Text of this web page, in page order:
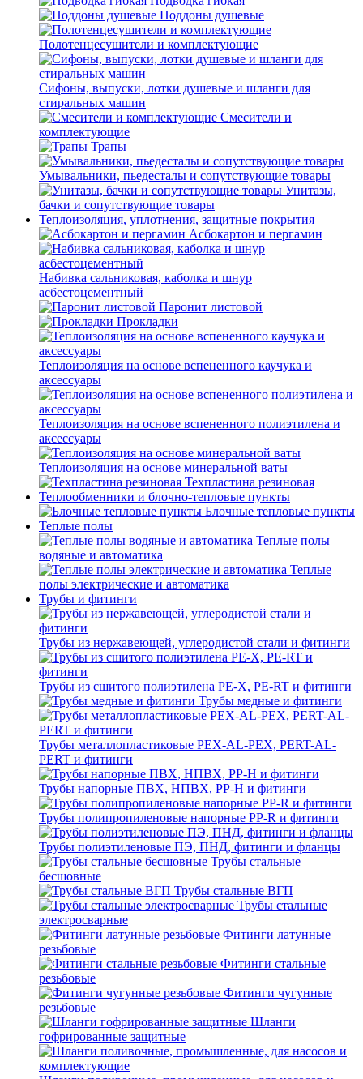
Поддоны душевые
Полотенцесушители и комплектующие
Сифоны, выпуски, лотки душевые и шланги для
стиральных машин
Смесители и
комплектующие
Трапы
Умывальники, пьедесталы и сопутствующие товары
Унитазы,
бачки и сопутствующие товары
Теплоизоляция, уплотнения, защитные покрытия
Асбокартон и пергамин
Набивка сальниковая, каболка и шнур
асбестоцементный
Паронит листовой
Прокладки
Теплоизоляция на основе вспененного каучука и
аксессуары
Теплоизоляция на основе вспененного полиэтилена и
аксессуары
Теплоизоляция на основе минеральной ваты
Техпластина резиновая
Теплообменники и блочно-тепловые пункты
Блочные тепловые пункты
Теплые полы
Теплые полы
водяные и автоматика
Теплые
полы электрические и автоматика
Трубы и фитинги
Трубы из нержавеющей, углеродистой стали и фитинги
Трубы из сшитого полиэтилена PE-X, PE-RT и фитинги
Трубы медные и фитинги
Трубы металлопластиковые PEX-AL-PEX, PERT-AL-
PERT и фитинги
Трубы напорные ПВХ, НПВХ, PP-H и фитинги
Трубы полипропиленовые напорные PP-R и фитинги
Трубы полиэтиленовые ПЭ, ПНД, фитинги и фланцы
Трубы стальные
бесшовные
Трубы стальные ВГП
Трубы стальные
электросварные
Фитинги латунные
резьбовые
Фитинги стальные
резьбовые
Фитинги чугунные
резьбовые
Шланги
гофрированные защитные